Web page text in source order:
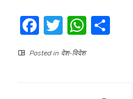
Facebook
Twitter
Posted in देश-विदेश